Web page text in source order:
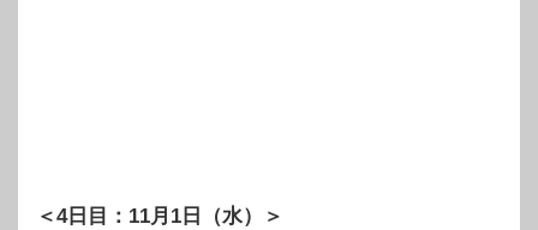
＜4日目：11月1日（水）＞